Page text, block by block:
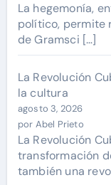
La hegemonía,
político, permite
de Gramsci […]
La Revolución
la cultura
agosto 3, 2026
por Abel Prieto
La Revolución
transformación
también una